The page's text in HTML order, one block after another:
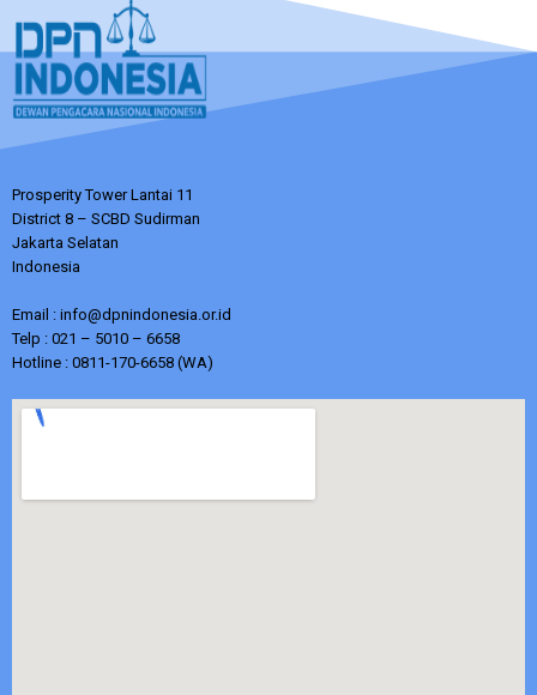
Prosperity Tower Lantai 11
District 8 – SCBD Sudirman
Jakarta Selatan
Indonesia
Email : info@dpnindonesia.or.id
Telp : 021 – 5010 – 6658
Hotline : 0811-170-6658 (WA)